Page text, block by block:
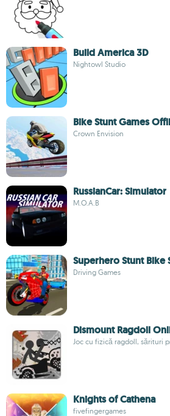
Build America 3D
Nightowl Studio
Bike Stunt Games
Crown Envision
RussianCar: Simulator
M.O.A.B
Superhero Stunt Bike
Driving Games
Dismount Ragdoll
Joc cu fizică ragdoll, sărituri
Knights of Cathena
fivefingergames